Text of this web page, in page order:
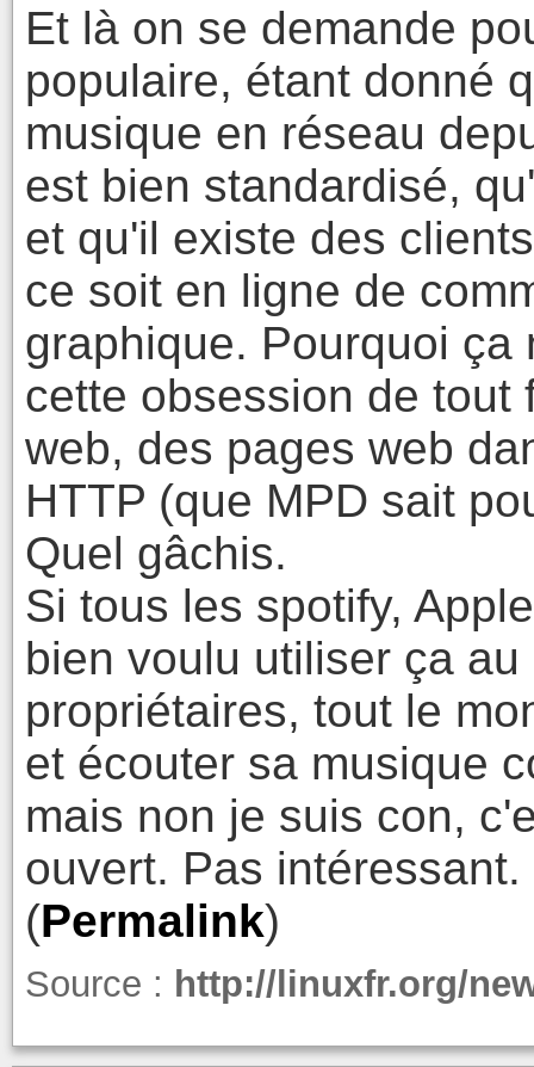
Et là on se demande
populaire, étant donné
musique en réseau
est bien standardisé,
et qu'il existe des
ce soit en ligne de
graphique. Pourquoi ça
cette obsession de tout
web, des pages web
HTTP (que MPD sait
Quel gâchis.
Si tous les spotify,
bien voulu utiliser ça
propriétaires, tout le
et écouter sa musique
mais non je suis con,
ouvert. Pas intéressant.
(Permalink)
Source : http://linuxfr.org/